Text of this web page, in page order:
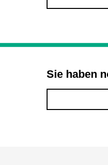
Sie haben